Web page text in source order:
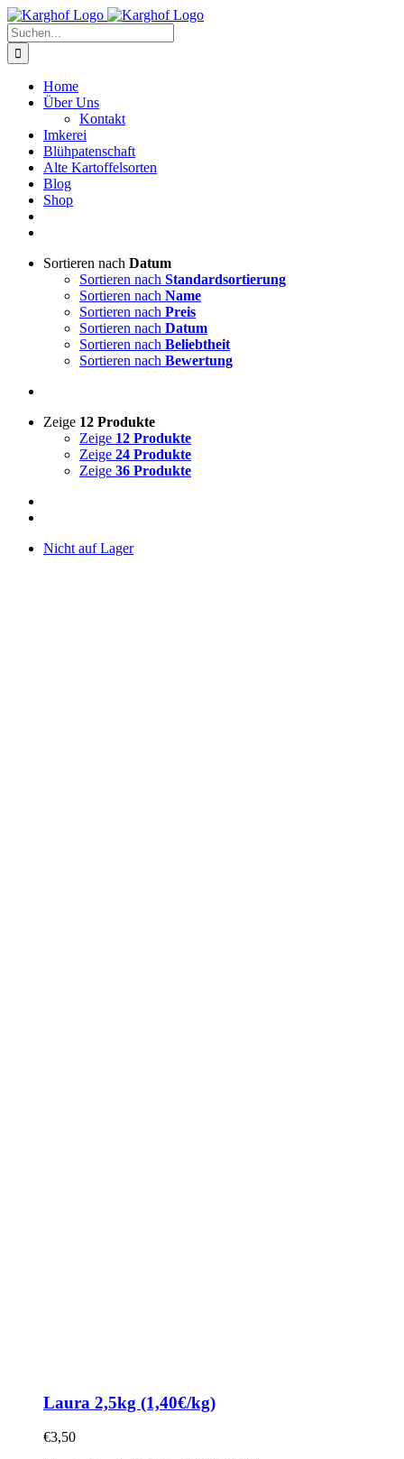
Zum
Inhalt
springen
Instagram
Facebook
Suche
nach:
Home
Über Uns
Kontakt
Imkerei
Blühpatenschaft
Alte Kartoffelsorten
Blog
Shop
Sortieren nach Datum
Sortieren nach Standardsortierung
Sortieren nach Name
Sortieren nach Preis
Sortieren nach Datum
Sortieren nach Beliebtheit
Sortieren nach Bewertung
Zeige 12 Produkte
Zeige 12 Produkte
Zeige 24 Produkte
Zeige 36 Produkte
Nicht auf Lager
Laura 2,5kg (1,40€/kg)
€3,50